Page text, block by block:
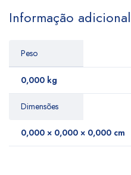
Informação adicional
Peso
0,000 kg
Dimensões
0,000 × 0,000 × 0,000 cm